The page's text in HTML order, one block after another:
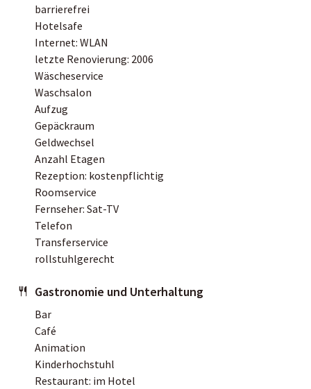
barrierefrei
Hotelsafe
Internet: WLAN
letzte Renovierung: 2006
Wäscheservice
Waschsalon
Aufzug
Gepäckraum
Geldwechsel
Anzahl Etagen
Rezeption: kostenpflichtig
Roomservice
Fernseher: Sat-TV
Telefon
Transferservice
rollstuhlgerecht
Gastronomie und Unterhaltung
Bar
Café
Animation
Kinderhochstuhl
Restaurant: im Hotel